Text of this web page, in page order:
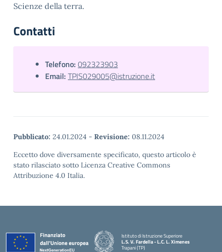
Scienze della terra.
Contatti
Telefono: 092323903
Email: TPIS029005@istruzione.it
Pubblicato: 24.01.2024 - Revisione: 08.11.2024
Eccetto dove diversamente specificato, questo articolo è
stato rilasciato sotto Licenza Creative Commons
Attribuzione 4.0 Italia.
Istituto di Istruzione Superiore
L.S. V. Fardella - L.C. L. Ximenes
Trapani (TP)